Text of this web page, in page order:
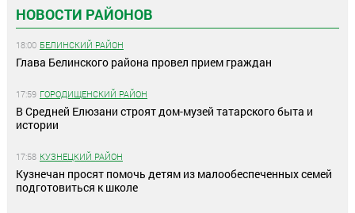
НОВОСТИ РАЙОНОВ
18:00 БЕЛИНСКИЙ РАЙОН
Глава Белинского района провел прием граждан
17:59 ГОРОДИЩЕНСКИЙ РАЙОН
В Средней Елюзани строят дом-музей татарского быта и
истории
17:58 КУЗНЕЦКИЙ РАЙОН
Кузнечан просят помочь детям из малообеспеченных семей
подготовиться к школе